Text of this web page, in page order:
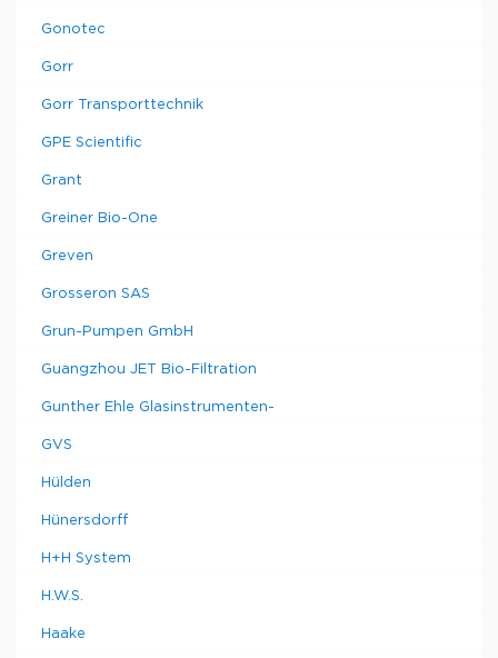
Gonotec
Gorr
Gorr Transporttechnik
GPE Scientific
Grant
Greiner Bio-One
Greven
Grosseron SAS
Grun-Pumpen GmbH
Guangzhou JET Bio-Filtration
Gunther Ehle Glasinstrumenten-
GVS
Hülden
Hünersdorff
H+H System
H.W.S.
Haake